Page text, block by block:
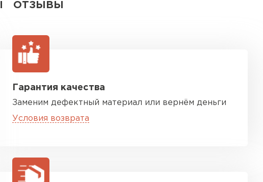
ОТЗЫВЫ
Гарантия качества
Заменим дефектный материал или вернём деньги
Условия возврата